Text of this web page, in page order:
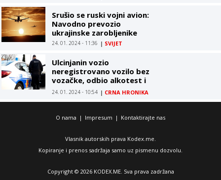
Srušio se ruski vojni avion:
Navodno prevozio
ukrajinske zarobljenike
24. 01. 2024 - 11:36 | SVIJET
Ulcinjanin vozio
neregistrovano vozilo bez
vozačke, odbio alkotest i
vrijeđao policajce
24. 01. 2024 - 10:54 | CRNA HRONIKA
O nama | Impresum | Kontaktirajte nas
Vlasnik autorskih prava Kodex.me.
Kopiranje i prenos sadržaja samo uz pismenu dozvolu.
Copyright © 2026 KODEX.ME. Sva prava zadržana